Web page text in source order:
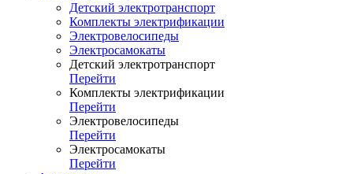
Детский электротранспорт
Комплекты электрификации
Электровелосипеды
Электросамокаты
Детский электротранспорт
Перейти
Комплекты электрификации
Перейти
Электровелосипеды
Перейти
Электросамокаты
Перейти